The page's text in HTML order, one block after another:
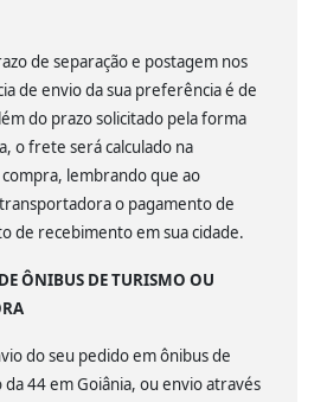
de separação e postagem nos
de envio da sua preferência é de
do prazo solicitado pela forma
o frete será calculado na
compra, lembrando que ao
o pagamento de
de recebimento em sua cidade.
ÔNIBUS DE TURISMO OU
do seu pedido em ônibus de
44 em Goiânia, ou envio através